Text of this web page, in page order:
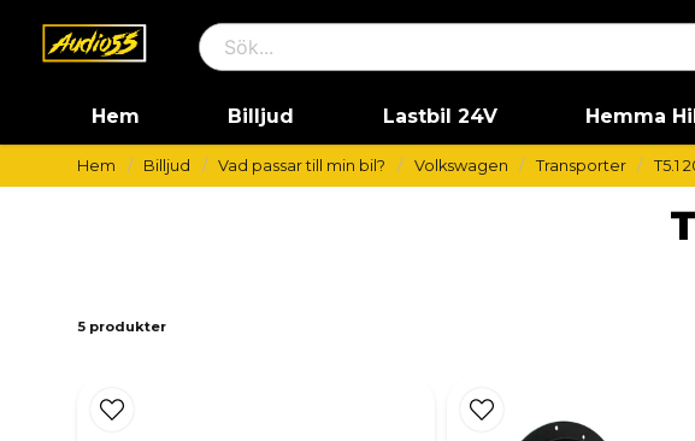
Hem Billjud Lastbil 24V Hemma
Hem Billjud Vad passar till min bil? Volkswagen Transporter T5.1
5 produkter